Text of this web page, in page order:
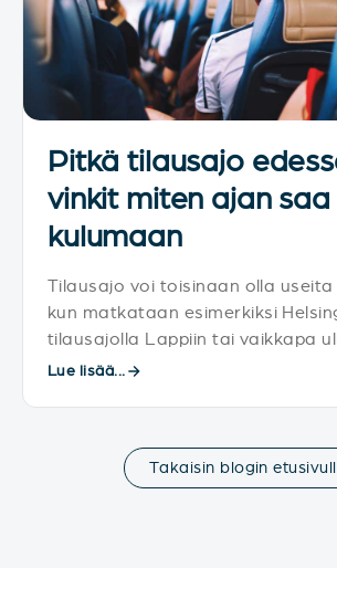
Pitkä tilausajo
vinkit miten ajan saa
kulumaan
Tilausajo voi toisinaan olla
kun matkataan esimerkiksi
tilausajolla Lappiin tai vaikkapa
Lue lisää...
Takaisin blogin